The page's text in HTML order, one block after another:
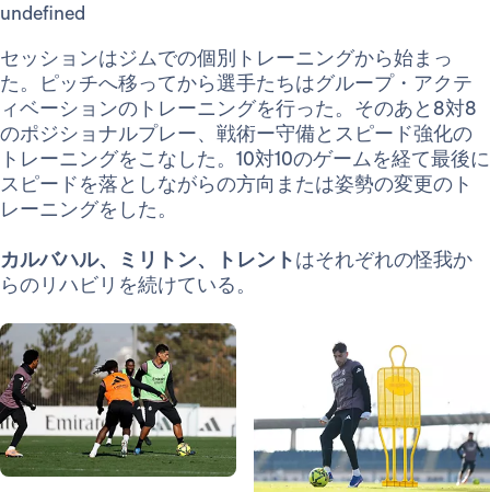
undefined
セッションはジムでの個別トレーニングから始まっ
た。ピッチへ移ってから選手たちはグループ・アクテ
ィベーションのトレーニングを行った。そのあと8対8
のポジショナルプレー、戦術ー守備とスピード強化の
トレーニングをこなした。10対10のゲームを経て最後に
スピードを落としながらの方向または姿勢の変更のト
レーニングをした。
カルバハル、ミリトン、トレントはそれぞれの怪我か
らのリハビリを続けている。